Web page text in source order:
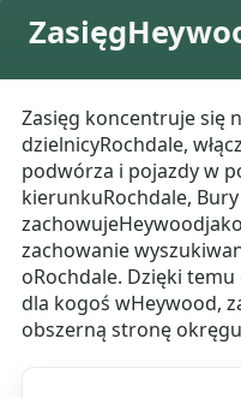
Zasięg koncentruje się
dzielnicyRochdale,
podwórza i pojazdy w
kierunkuRochdale,
zachowanie
oRochdale. Dzięki
dla kogoś wHeywood,
obszerną stronę